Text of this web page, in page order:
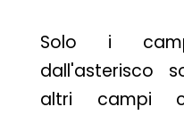
Solo i
dall'asterisco
altri campi